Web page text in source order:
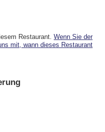
Restaurant. Wenn Sie der
mit, wann dieses Restaurant